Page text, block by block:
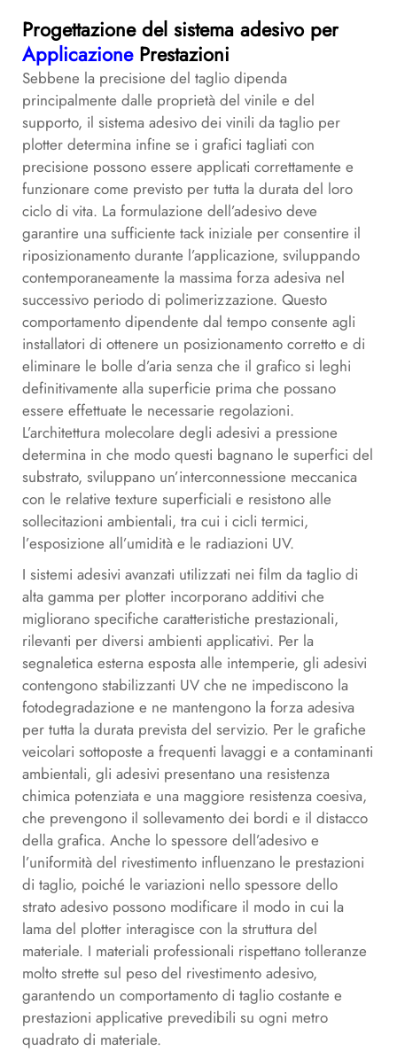
Progettazione del sistema adesivo per
Applicazione Prestazioni
Sebbene la precisione del taglio dipenda
principalmente dalle proprietà del vinile e del
supporto, il sistema adesivo dei vinili da taglio per
plotter determina infine se i grafici tagliati con
precisione possono essere applicati correttamente e
funzionare come previsto per tutta la durata del loro
ciclo di vita. La formulazione dell’adesivo deve
garantire una sufficiente tack iniziale per consentire il
riposizionamento durante l’applicazione, sviluppando
contemporaneamente la massima forza adesiva nel
successivo periodo di polimerizzazione. Questo
comportamento dipendente dal tempo consente agli
installatori di ottenere un posizionamento corretto e di
eliminare le bolle d’aria senza che il grafico si leghi
definitivamente alla superficie prima che possano
essere effettuate le necessarie regolazioni.
L’architettura molecolare degli adesivi a pressione
determina in che modo questi bagnano le superfici del
substrato, sviluppano un’interconnessione meccanica
con le relative texture superficiali e resistono alle
sollecitazioni ambientali, tra cui i cicli termici,
l’esposizione all’umidità e le radiazioni UV.
I sistemi adesivi avanzati utilizzati nei film da taglio di
alta gamma per plotter incorporano additivi che
migliorano specifiche caratteristiche prestazionali,
rilevanti per diversi ambienti applicativi. Per la
segnaletica esterna esposta alle intemperie, gli adesivi
contengono stabilizzanti UV che ne impediscono la
fotodegradazione e ne mantengono la forza adesiva
per tutta la durata prevista del servizio. Per le grafiche
veicolari sottoposte a frequenti lavaggi e a contaminanti
ambientali, gli adesivi presentano una resistenza
chimica potenziata e una maggiore resistenza coesiva,
che prevengono il sollevamento dei bordi e il distacco
della grafica. Anche lo spessore dell’adesivo e
l’uniformità del rivestimento influenzano le prestazioni
di taglio, poiché le variazioni nello spessore dello
strato adesivo possono modificare il modo in cui la
lama del plotter interagisce con la struttura del
materiale. I materiali professionali rispettano tolleranze
molto strette sul peso del rivestimento adesivo,
garantendo un comportamento di taglio costante e
prestazioni applicative prevedibili su ogni metro
quadrato di materiale.